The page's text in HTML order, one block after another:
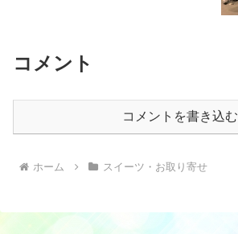
コメント
コメントを書き込む
ホーム スイーツ・お取り寄せ